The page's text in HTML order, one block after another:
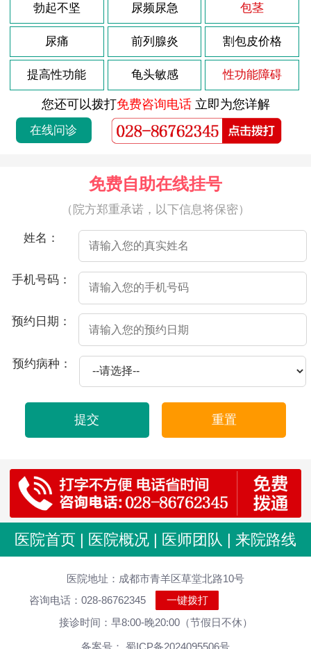
医院表示：17岁前的男性患上前列腺炎的原因有很多，主要包括以下几个方面。 2026-08-01
射精疼痛是指男性在射精的过程中感到疼痛或不适。这种疼痛可能会出现在射精前、射精后或持续一段时间。射精疼痛可能由多种原因引起，以下是一些常见的原因。 2026-07-21
医院介绍射精时会痛，可能是由于以下原因： 2026-07-21
射精时带血，是许多男性都会遇到的问题，通常情况下，这种现象并不会引起严重的危害，但也不容忽视，尤其是当出现频率增多时，需要及时就医。 2026-07-21
射精疼痛是指在射精过程中或射精后出现疼痛的情况。这种疼痛的原因非常多，可能与生理因素、心理因素、感染、损伤等因素相关。 2026-07-21
射精疼痛是男性朋友常见的问题之一，可能是由于前列腺炎、尿道炎、以及其他非感染性因素等原因引起的。如果您遇到了这种情况，不要慌张，接下来介绍一些处理办法，希望对您有所帮助。 2026-07-21
射精疼痛是指在射精时出现阴茎、睾丸或会阴部位的疼痛。在一些情况下，这种疼痛可以持续数小时或数天，甚至可以干扰正常房事。这种疼痛可能由多种原因引起，包括生殖部位感染、前列腺炎、尿道炎、包皮过长以及生殖部位伤害等。
射精时出现疼痛和血液是一种不正常的情况，通常可能是由以下多种因素导致的。
射精疼痛是指在性行为或撸管等活动中，当男性达到性奋并射精时出现的疼痛感。这种疼痛可能会在射精后立即或一段时间后出现，疼痛程度因个体差异而有所不同，有时可能会持续数秒或数分钟，甚至可能会持续数小时。射精疼痛可能是由多种不同因素引起的，以下是一些常见的原因： 2026-07-21
导致龟头炎的三大原因
包皮龟头炎爱你的因素 2025-10-21
必知为怎么会患上前列腺炎的病 2025-09-11
必知龟头炎征兆是什么,怎样医治效果好 2025-09-06
必知附睾炎造成如何危害
出现早泄的病因是怎样吗 2025-08-17
尿道炎伴随哪些心理障碍 2025-08-14
包茎的治疗方法 2025-08-08
包皮过长该做什么手术 2025-07-30
包皮过长还是别自慰好
包皮过长对肾脏危害大 男性千万莫忽视 医院科普
勃起不坚 尿频尿急 包茎
尿痛 前列腺炎 割包皮价格
提高性功能 龟头敏感 性功能障碍
您还可以拨打免费咨询电话立即为您详解
在线问诊
免费自助在线挂号
（院方郑重承诺，以下信息将保密）
姓名：
手机号码：
预约日期：
预约病种：
提交 重置
医院首页 | 医院概况 | 医师团队 | 来院路线
医院地址：成都市青羊区草堂北路10号
咨询电话：028-86762345
一键拨打
接诊时间：早8:00-晚20:00（节假日不休）